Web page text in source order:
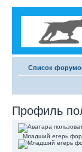
Список
Профиль
Младший егерь